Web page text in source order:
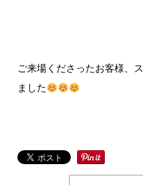
ご来場くださったお客様、
ました